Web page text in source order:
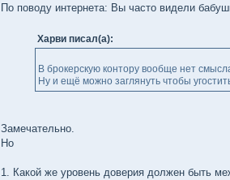
По поводу интернета: Вы часто видели
Харви писал(а):
В брокерскую контору вообще нет
Ну и ещё можно заглянуть чтобы
Замечательно.
Но
1. Какой же уровень доверия должен быть